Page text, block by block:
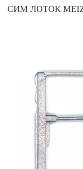
СИМ ЛОТОК